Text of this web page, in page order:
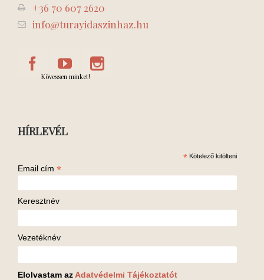
+36 70 607 2620
info@turayidaszinhaz.hu
Kövessen minket!
HÍRLEVÉL
* Kötelező kitölteni
Email cím *
Keresztnév
Vezetéknév
Elolvastam az Adatvédelmi Tájékoztatót